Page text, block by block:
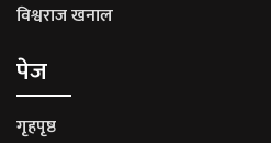
विश्वराज खनाल
पेज
गृहपृष्ठ